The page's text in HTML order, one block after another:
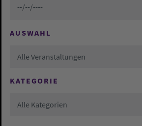
AUSWAHL
Alle Veranstaltungen
KATEGORIE
Alle Kategorien